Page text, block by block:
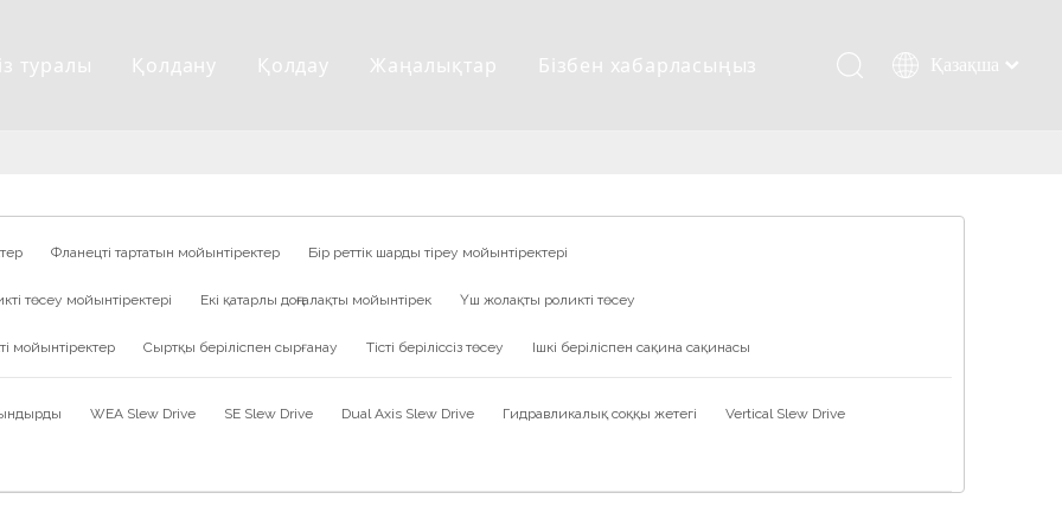
туралы Қолдану Қолдау Жаңалықтар Бізбен хабарласыңыз Қазақша
Español
Фланецті тартатын мойынтіректер Бір реттік шарды тіреу мойынтіректері
төсеу мойынтіректері Екі қатарлы доңғалақты мойынтірек Үш жолақты роликті төсеу
мойынтіректер Сыртқы беріліспен сырғанау Тісті беріліссіз төсеу Ішкі беріліспен сақина сақинасы
WEA Slew Drive SE Slew Drive Dual Axis Slew Drive Гидравликалық соққы жетегі Vertical Slew Drive